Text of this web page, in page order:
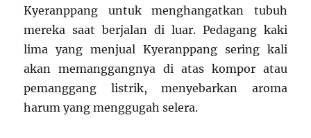
Kyeranppang untuk menghangatkan tubuh
mereka saat berjalan di luar. Pedagang kaki
lima yang menjual Kyeranppang sering kali
akan memanggangnya di atas kompor atau
pemanggang listrik, menyebarkan aroma
harum yang menggugah selera.